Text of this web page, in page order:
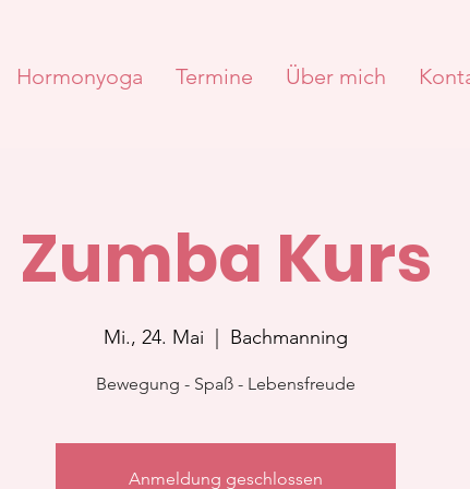
Hormonyoga Termine Über mich
Zumba Kurs
Mi., 24. Mai Bachmanning
Bewegung - Spaß - Lebensfreude
Anmeldung geschlossen